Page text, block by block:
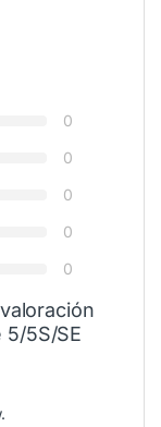
0
0
0
0
0
5/5S/SE